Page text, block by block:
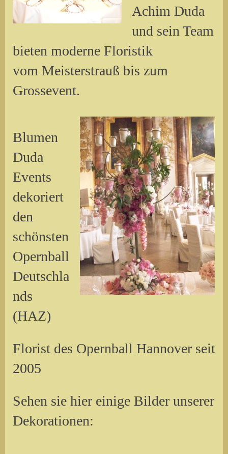
Achim Duda
und sein Team
bieten moderne Floristik
vom Meisterstrauß bis zum
Grossevent.
Blumen
Duda
Events
dekoriert
den
schönsten
Opernball
Deutschla
nds
(HAZ)
Florist des Opernball Hannover seit
2005
Sehen sie hier einige Bilder unserer
Dekorationen: